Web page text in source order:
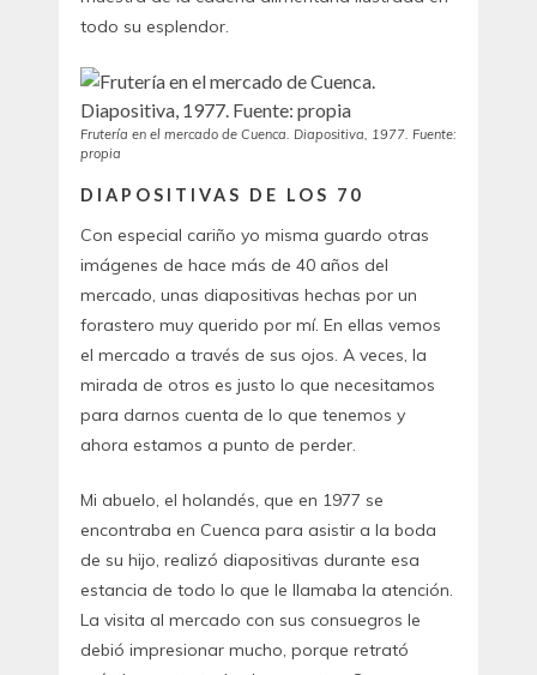
todo su esplendor.
Frutería en el mercado de Cuenca. Diapositiva, 1977. Fuente:
propia
DIAPOSITIVAS DE LOS 70
Con especial cariño yo misma guardo otras
imágenes de hace más de 40 años del
mercado, unas diapositivas hechas por un
forastero muy querido por mí. En ellas vemos
el mercado a través de sus ojos. A veces, la
mirada de otros es justo lo que necesitamos
para darnos cuenta de lo que tenemos y
ahora estamos a punto de perder.
Mi abuelo, el holandés, que en 1977 se
encontraba en Cuenca para asistir a la boda
de su hijo, realizó diapositivas durante esa
estancia de todo lo que le llamaba la atención.
La visita al mercado con sus consuegros le
debió impresionar mucho, porque retrató